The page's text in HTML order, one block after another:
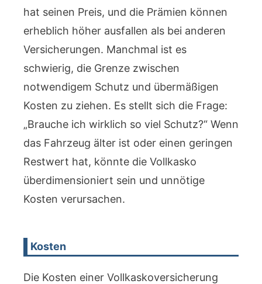
hat seinen Preis, und die Prämien können
erheblich höher ausfallen als bei anderen
Versicherungen. Manchmal ist es
schwierig, die Grenze zwischen
notwendigem Schutz und übermäßigen
Kosten zu ziehen. Es stellt sich die Frage:
„Brauche ich wirklich so viel Schutz?“ Wenn
das Fahrzeug älter ist oder einen geringen
Restwert hat, könnte die Vollkasko
überdimensioniert sein und unnötige
Kosten verursachen.
Kosten
Die Kosten einer Vollkaskoversicherung